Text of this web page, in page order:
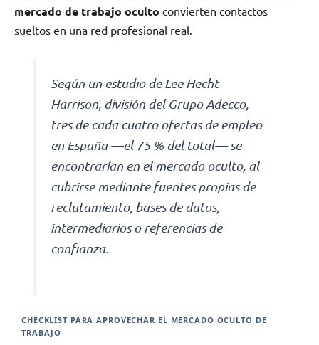
mercado de trabajo oculto convierten contactos
sueltos en una red profesional real.
Según un estudio de Lee Hecht
Harrison, división del Grupo Adecco,
tres de cada cuatro ofertas de empleo
en España —el 75 % del total— se
encontrarían en el mercado oculto, al
cubrirse mediante fuentes propias de
reclutamiento, bases de datos,
intermediarios o referencias de
confianza.
CHECKLIST PARA APROVECHAR EL MERCADO OCULTO DE
TRABAJO